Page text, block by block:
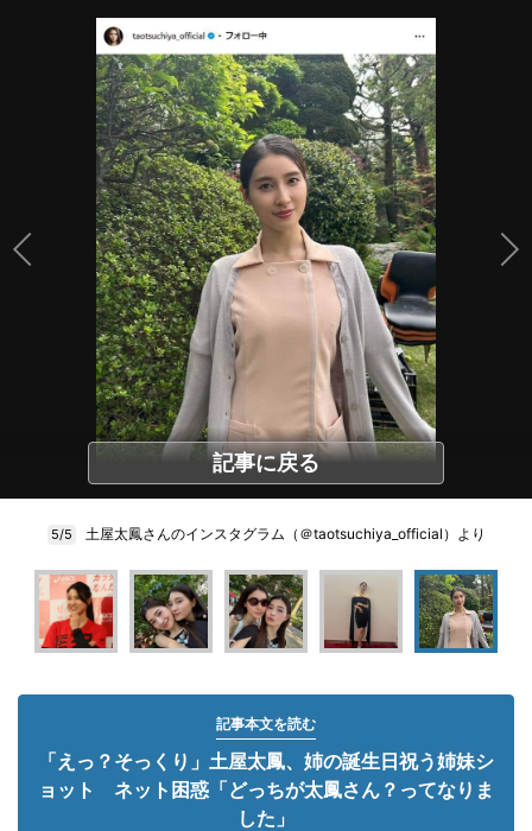
記事に戻る
5/5 土屋太鳳さんのインスタグラム（＠taotsuchiya_official）より
記事本文を読む
「えっ？そっくり」土屋太鳳、姉の誕生日祝う姉妹シ
ョット ネット困惑「どっちが太鳳さん？ってなりま
した」